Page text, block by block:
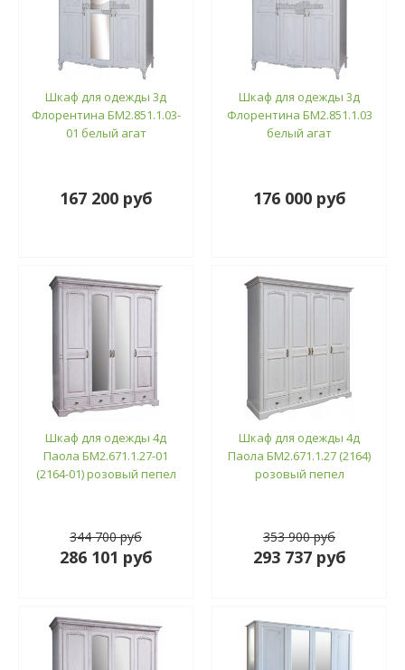
Шкаф для одежды 3д
Флорентина БМ2.851.1.03-
01 белый агат
167 200 руб
Шкаф для одежды 3д
Флорентина БМ2.851.1.03
белый агат
176 000 руб
Шкаф для одежды 4д
Паола БМ2.671.1.27-01
(2164-01) розовый пепел
344 700 руб
286 101 руб
Шкаф для одежды 4д
Паола БМ2.671.1.27 (2164)
розовый пепел
353 900 руб
293 737 руб